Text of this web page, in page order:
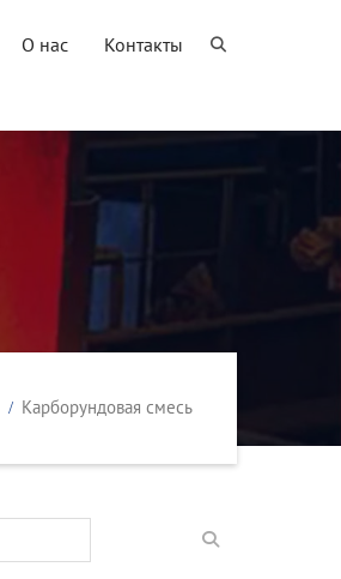
О нас Контакты
Карборундовая смесь